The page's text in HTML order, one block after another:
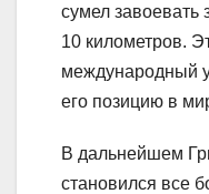
сумел завоевать
10 километров.
международный
его позицию в
В дальнейшем
становился все